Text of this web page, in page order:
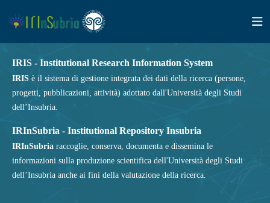
IRIS - Institutional Research Information System
IRIS è il sistema di gestione integrata dei dati della ricerca (persone,
progetti, pubblicazioni, attività) adottato dall'Università degli Studi
dell’Insubria.
IRInSubria - Institutional Repository Insubria
IRInSubria raccoglie, conserva, documenta e dissemina le
informazioni sulla produzione scientifica dell'Università degli Studi
dell’Insubria anche ai fini della valutazione della ricerca.